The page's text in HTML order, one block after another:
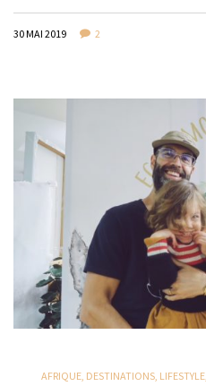
30 MAI 2019 2
AFRIQUE DESTINATIONS LIFESTYLE